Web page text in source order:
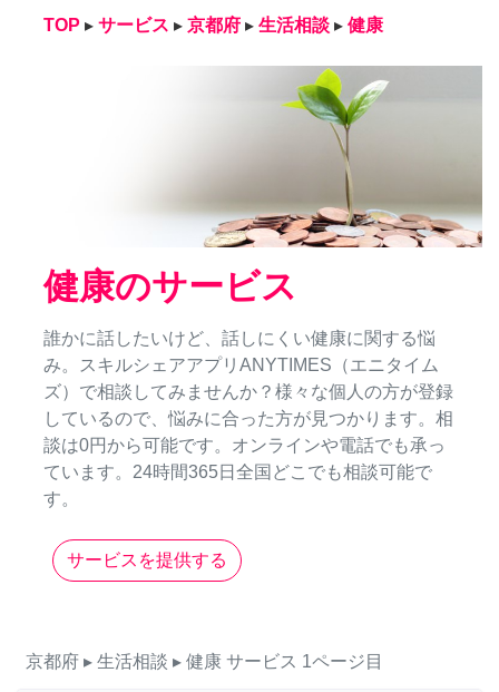
TOP ▸ サービス ▸ 京都府 ▸ 生活相談 ▸ 健康
健康のサービス
誰かに話したいけど、話しにくい健康に関する悩
み。スキルシェアアプリANYTIMES（エニタイム
ズ）で相談してみませんか？様々な個人の方が登録
しているので、悩みに合った方が見つかります。相
談は0円から可能です。オンラインや電話でも承っ
ています。24時間365日全国どこでも相談可能で
す。
サービスを提供する
京都府 ▸ 生活相談 ▸ 健康 サービス 1ページ目